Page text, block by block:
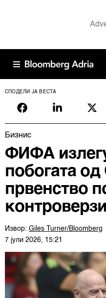
СПОДЕЛИ ЈА ВЕСТА
Бизнис
ФИФА
побогата
првенство
Извор: Giles Turner/Bloomberg
7 јули 2026, 15:21